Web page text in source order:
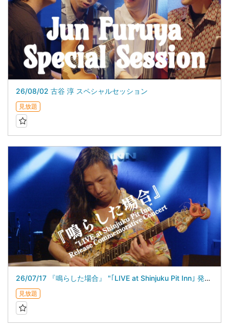
26/08/02 古谷 淳 スペシャルセッション
見放題
26/07/17 『鳴らした場合』 "｢LIVE at Shinjuku Pit Inn｣ 発売記念ライブ”
見放題